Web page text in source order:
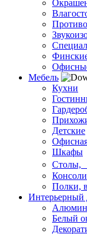
Мебель
Кухни
Детские
Шкафы
Столы,
Консоли
Полки,
Интерьерный
Белый